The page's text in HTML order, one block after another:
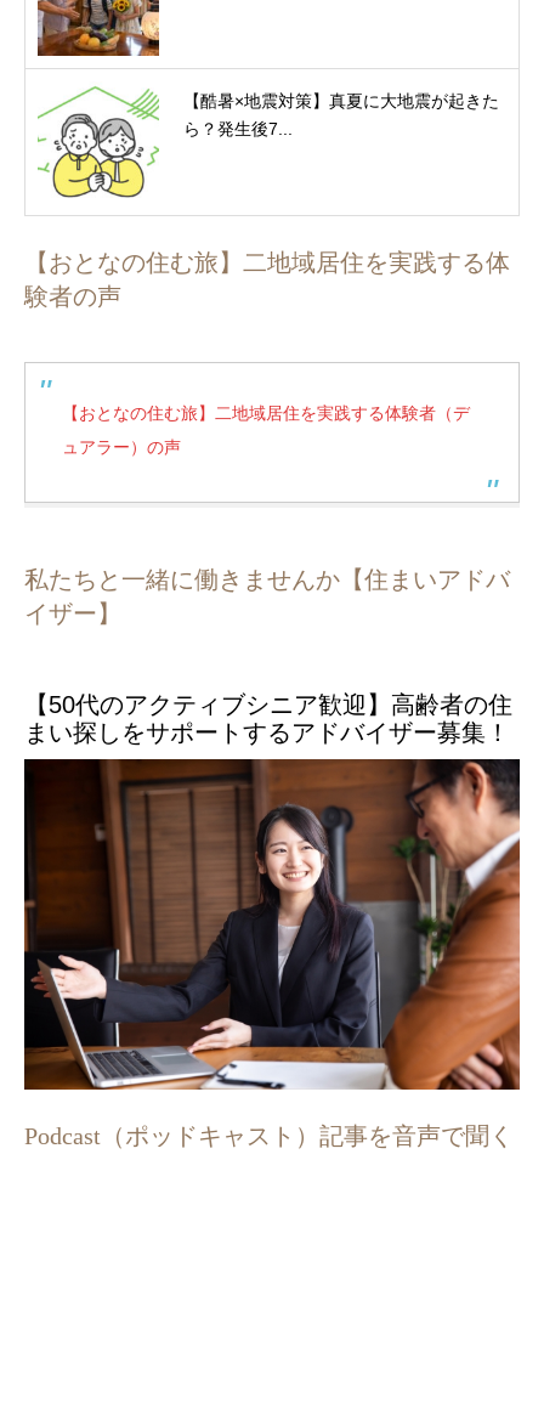
【酷暑×地震対策】真夏に大地震が起きた
ら？発生後7...
【おとなの住む旅】二地域居住を実践する体
験者の声
【おとなの住む旅】二地域居住を実践する体験者（デ
ュアラー）の声
私たちと一緒に働きませんか【住まいアドバ
イザー】
【50代のアクティブシニア歓迎】高齢者の住
まい探しをサポートするアドバイザー募集！
Podcast（ポッドキャスト）記事を音声で聞く